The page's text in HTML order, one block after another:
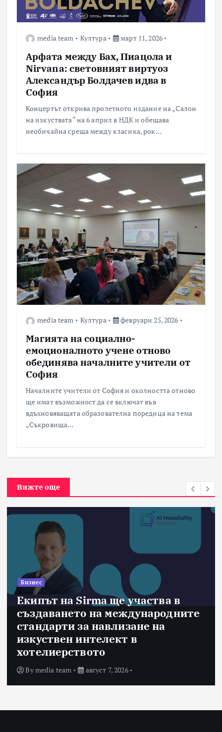
media team Култура март 11, 2026
Арфата между Бах, Пиацола и
Nirvana: световният виртуоз
Александър Болдачев идва в
София
Концертът открива пролетното издание на „Салон
на изкуствата“ на 6 април в НДК и обещава
необичайна среща между класика, рок…
media team Култура февруари 25, 2026
Магията на социално-
емоционалното учене отново
обединява началните учители от
София
Началните учители от София и околността отново
ще имат възможност да се включат във
вдъхновяващата образователна поредица на тема
„Съкровища…
Вижте още
Бизнес
Екипът на Sirma ще участва в
създаването на международните
стандарти за навлизане на
изкуствен интелект в
хотелиерството
Bymedia team август 7, 2026